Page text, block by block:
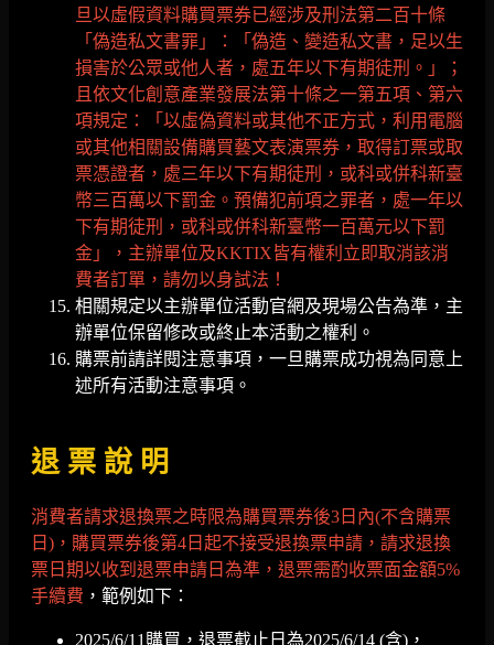
旦以虛假資料購買票券已經涉及刑法第二百十條
「偽造私文書罪」：「偽造、變造私文書，足以生
損害於公眾或他人者，處五年以下有期徒刑。」；
且依文化創意產業發展法第十條之一第五項、第六
項規定：「以虛偽資料或其他不正方式，利用電腦
或其他相關設備購買藝文表演票券，取得訂票或取
票憑證者，處三年以下有期徒刑，或科或併科新臺
幣三百萬以下罰金。預備犯前項之罪者，處一年以
下有期徒刑，或科或併科新臺幣一百萬元以下罰
金」，主辦單位及KKTIX皆有權利立即取消該消
費者訂單，請勿以身試法！
相關規定以主辦單位活動官網及現場公告為準，主
辦單位保留修改或終止本活動之權利。
購票前請詳閱注意事項，一旦購票成功視為同意上
述所有活動注意事項。
退 票 說 明
消費者請求退換票之時限為購買票券後3日內(不含購票
日)，購買票券後第4日起不接受退換票申請，請求退換
票日期以收到退票申請日為準，退票需酌收票面金額5%
手續費 ，範例如下：
2025/6/11購買，退票截止日為2025/6/14 (含)，